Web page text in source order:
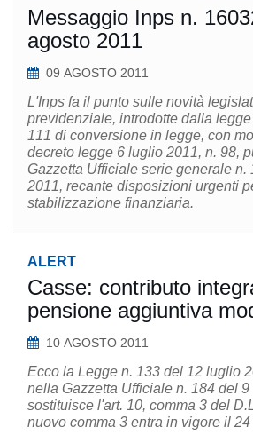
Messaggio Inps n.
agosto 2011
09 AGOSTO 2011
L'Inps fa il punto sulle novità
previdenziale, introdotte dalla
111 di conversione in legge, con
decreto legge 6 luglio 2011, n. 98,
Gazzetta Ufficiale serie generale n.
2011, recante disposizioni urgenti
stabilizzazione finanziaria.
ALERT
Casse: contributo
pensione aggiuntiva
10 AGOSTO 2011
Ecco la Legge n. 133 del 12 luglio
nella Gazzetta Ufficiale n. 184 del
sostituisce l'art. 10, comma 3 del
nuovo comma 3 entra in vigore il